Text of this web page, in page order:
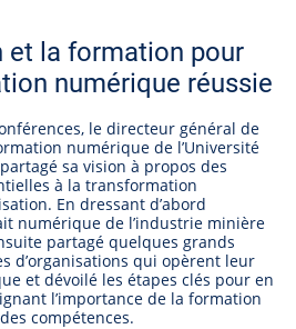
et la formation pour
numérique réussie
le directeur général de
numérique de l’Université
sa vision à propos des
à la transformation
En dressant d’abord
numérique de l’industrie minière
partagé quelques grands
d’organisations qui opèrent leur
et dévoilé les étapes clés pour en
l’importance de la formation
compétences.